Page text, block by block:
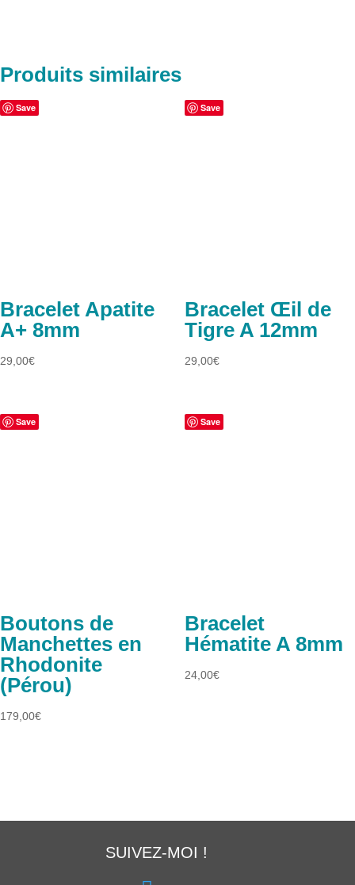
Produits similaires
Save
Bracelet Apatite
A+ 8mm
29,00€
Save
Bracelet Œil de
Tigre A 12mm
29,00€
Save
Boutons de
Manchettes en
Rhodonite
(Pérou)
179,00€
Save
Bracelet
Hématite A 8mm
24,00€
SUIVEZ-MOI !